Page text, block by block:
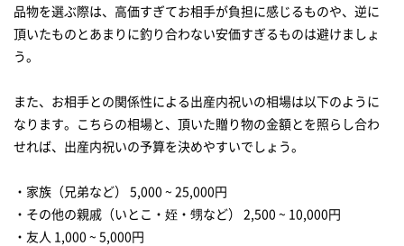
品物を選ぶ際は、高価すぎてお相手が負担に感じるものや、逆に
頂いたものとあまりに釣り合わない安価すぎるものは避けましょ
う。
また、お相手との関係性による出産内祝いの相場は以下のように
なります。こちらの相場と、頂いた贈り物の金額とを照らし合わ
せれば、出産内祝いの予算を決めやすいでしょう。
・家族（兄弟など） 5,000 ~ 25,000円
・その他の親戚（いとこ・姪・甥など） 2,500 ~ 10,000円
・友人 1,000 ~ 5,000円